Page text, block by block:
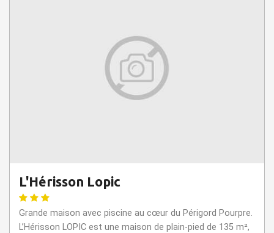
L'Hérisson Lopic
Grande maison avec piscine au cœur du Périgord Pourpre.
L’Hérisson LOPIC est une maison de plain-pied de 135 m²,